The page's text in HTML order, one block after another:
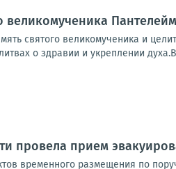
великомученика
святого великомученика и
о здравии и укреплении
провела прием
временного размещения по